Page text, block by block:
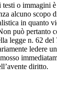
o immagini è
alcuno scopo
in quanto
può pertanto
legge n. 62 del
ledere
diritto.